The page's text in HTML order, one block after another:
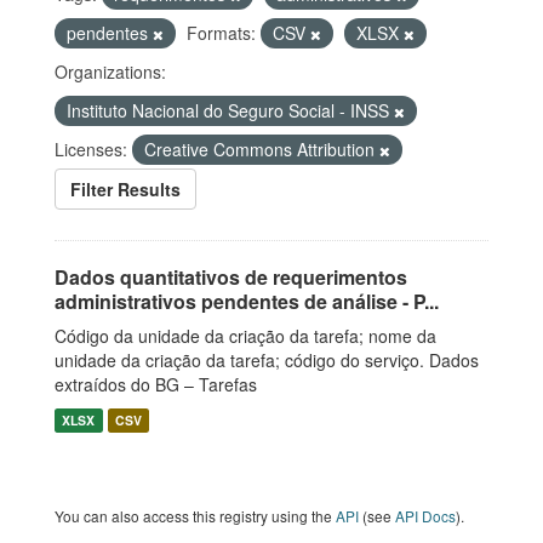
pendentes
Formats: CSV
XLSX
Organizations:
Instituto Nacional do Seguro Social - INSS
Licenses:
Creative Commons Attribution
Filter Results
Dados quantitativos de requerimentos
administrativos pendentes de análise - P...
Código da unidade da criação da tarefa; nome da
unidade da criação da tarefa; código do serviço. Dados
extraídos do BG – Tarefas
XLSX CSV
You can also access this registry using the API (see API Docs).